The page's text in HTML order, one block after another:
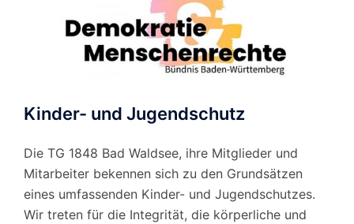
Kinder- und Jugendschutz
Die TG 1848 Bad Waldsee, ihre Mitglieder und
Mitarbeiter bekennen sich zu den Grundsätzen
eines umfassenden Kinder- und Jugendschutzes.
Wir treten für die Integrität, die körperliche und